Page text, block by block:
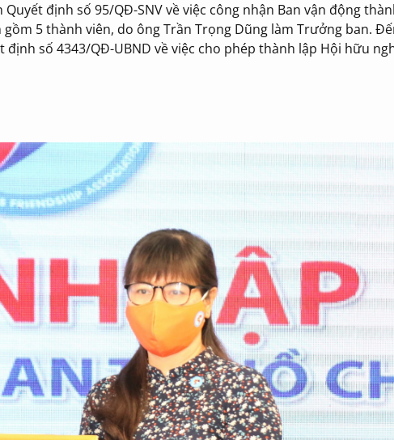
định số 95/QĐ-SNV về việc công nhận Ban vận động
gồm 5 thành viên, do ông Trần Trọng Dũng làm Trưởng ban.
định số 4343/QĐ-UBND về việc cho phép thành lập Hội hữu